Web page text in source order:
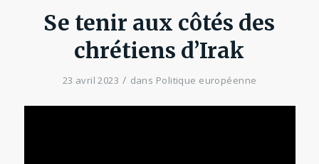
Se tenir aux côtés des
chrétiens d’Irak
23 avril 2023 / dans Politique européenne